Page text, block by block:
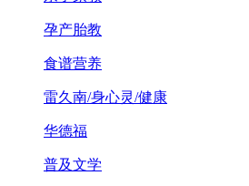
孕产胎教
食谱营养
雷久南/身心灵/健康
华德福
普及文学